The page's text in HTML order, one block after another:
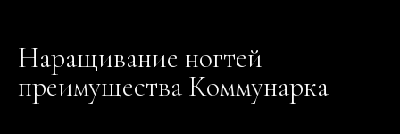
Наращивание ногтей
преимущества Коммунарка